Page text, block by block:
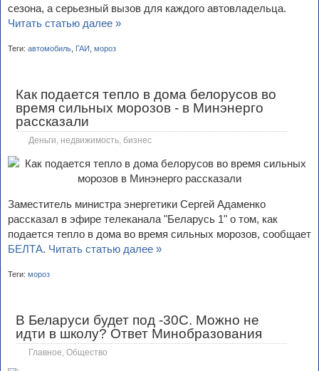
сезона, а серьезный вызов для каждого автовладельца.
Читать статью далее »
Теги: автомобиль ГАИ мороз
Как подается тепло в дома белорусов во
время сильных морозов - в Минэнерго
рассказали
Деньги, недвижимость, бизнес
Заместитель министра энергетики Сергей Адаменко
рассказал в эфире телеканала "Беларусь 1" о том, как
подается тепло в дома во время сильных морозов, сообщает
БЕЛТА. Читать статью далее »
Теги: мороз
В Беларуси будет под -30С. Можно не
идти в школу? Ответ Минобразования
Главное Общество